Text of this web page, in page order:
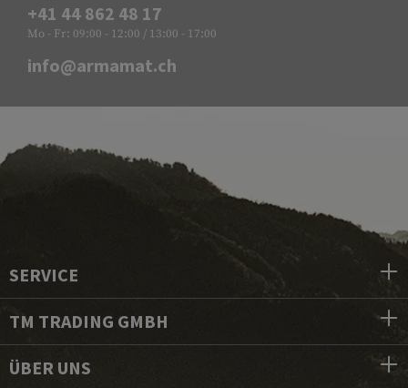
+41 44 862 48 17
Mo - Fr: 09:00 - 12:00 / 13:00 - 17:00
info@armamat.ch
SERVICE
TM TRADING GMBH
ÜBER UNS